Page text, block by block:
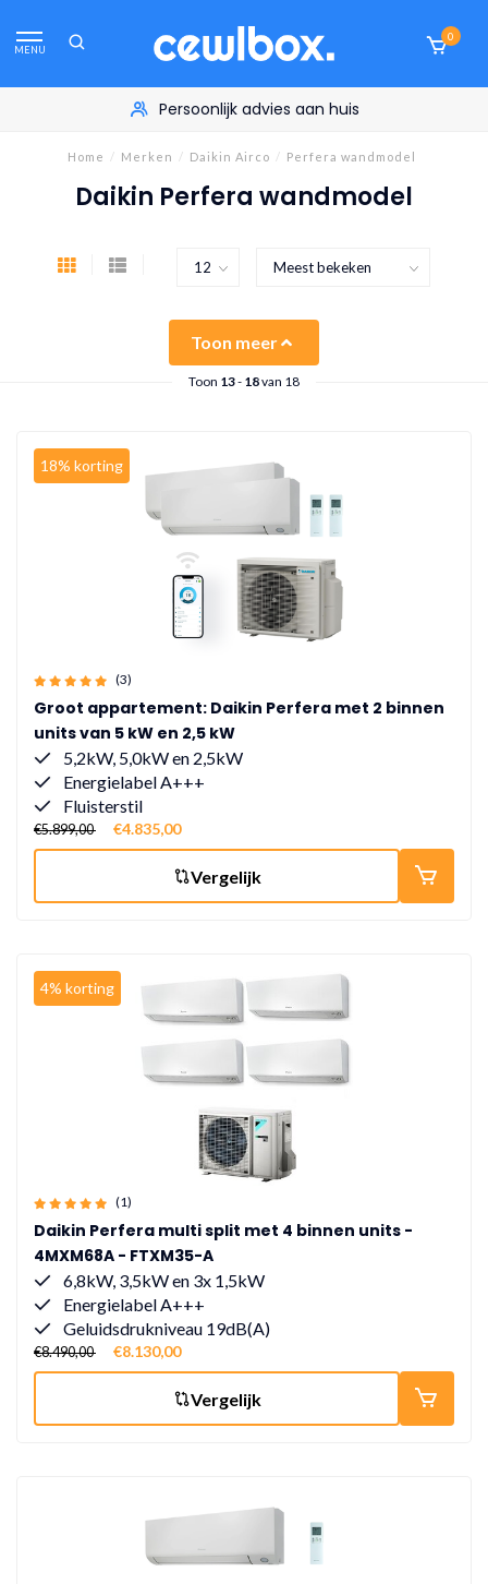
MENU
0
Persoonlijk advies aan huis
Home / Merken / Daikin Airco / Perfera wandmodel
Daikin Perfera wandmodel
Toon meer
Toon 13- 18van 18
18% korting
(3)
Groot appartement: Daikin Perfera met 2 binnen
units van 5 kW en 2,5 kW
5,2kW, 5,0kW en 2,5kW
Energielabel A+++
Fluisterstil
€5.899,00 €4.835,00
Vergelijk
4% korting
(1)
Daikin Perfera multi split met 4 binnen units -
4MXM68A - FTXM35-A
6,8kW, 3,5kW en 3x 1,5kW
Energielabel A+++
Geluidsdrukniveau 19dB(A)
€8.490,00 €8.130,00
Vergelijk